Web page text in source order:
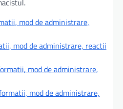
mod de administrare,
mod de administrare, reactii
mod de administrare,
mod de administrare,